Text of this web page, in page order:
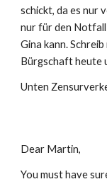
schickt, da es nur
nur für den
Gina kann.
Bürgschaft heute
Unten
Dear Martin,
You must have